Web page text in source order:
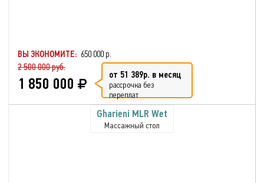
ВЫ ЭКОНОМИТЕ: 650 000 р.
2 500 000 руб.
1 850 000 от 51 389р. в месяц
рассрочка без
переплат
Gharieni MLR Wet
Массажный стол